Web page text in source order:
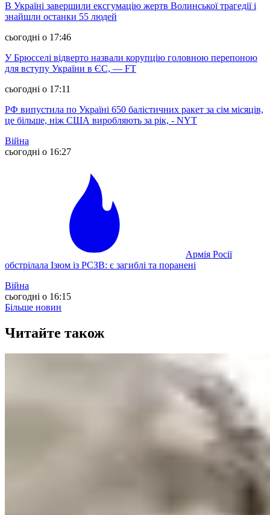
В Україні завершили ексгумацію жертв Волинської трагедії і
знайшли останки 55 людей
сьогодні о 17:46
У Брюсселі відверто назвали корупцію головною перепоною
для вступу України в ЄС, — FT
сьогодні о 17:11
РФ випустила по Україні 650 балістичних ракет за сім місяців,
це більше, ніж США виробляють за рік, - NYT
Війна
сьогодні о 16:27
Армія Росії
обстрілала Ізюм із РСЗВ: є загиблі та поранені
Війна
сьогодні о 16:15
Більше новин
Читайте також